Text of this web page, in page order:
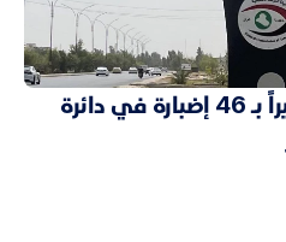
النزاهة تضبط تلاعباً وتزويراً بـ 46 إضبارة في دائرة